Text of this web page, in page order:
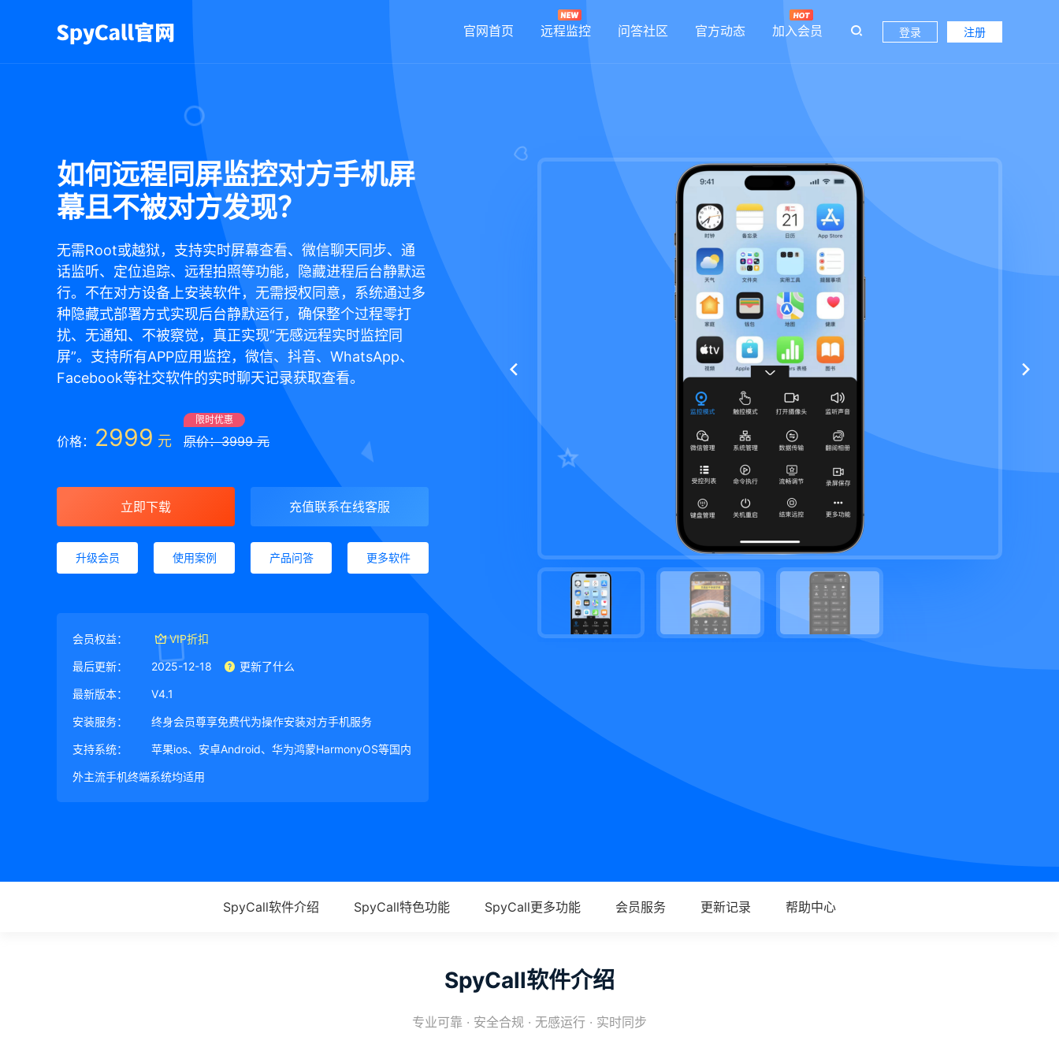
官网首页 远程监控 问答社区 官方动态 加入会员 登录 注册
如何远程同屏监控对方手机屏
幕且不被对方发现？
无需Root或越狱，支持实时屏幕查看、微信聊天同步、通
话监听、定位追踪、远程拍照等功能，隐藏进程后台静默运
行。不在对方设备上安装软件，无需授权同意，系统通过多
种隐藏式部署方式实现后台静默运行，确保整个过程零打
扰、无通知、不被察觉，真正实现“无感远程实时监控同
屏”。支持所有APP应用监控，微信、抖音、WhatsApp、
Facebook等社交软件的实时聊天记录获取查看。
价格： 2999 元
限时优惠
原价：3999 元
立即下载 充值联系在线客服
升级会员 使用案例 产品问答 更多软件
会员权益： VIP折扣
最后更新： 2025-12-18 更新了什么
最新版本： V4.1
安装服务： 终身会员尊享免费代为操作安装对方手机服务
支持系统： 苹果ios、安卓Android、华为鸿蒙HarmonyOS等国内
外主流手机终端系统均适用
SpyCall软件介绍 SpyCall特色功能 SpyCall更多功能 会员服务 更新记录 帮助中心
SpyCall软件介绍
专业可靠 · 安全合规 · 无感运行 · 实时同步